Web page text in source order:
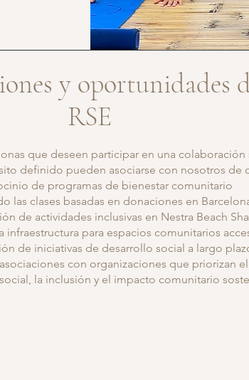
y oportunidades
RSE
que deseen participar en una
definido pueden asociarse con nosotros de
de programas de bienestar comunitario
las clases basadas en donaciones en
de actividades inclusivas en Nestra Beach
infraestructura para espacios comunitarios
de iniciativas de desarrollo social a largo
con organizaciones que priorizan
la inclusión y el impacto comunitario